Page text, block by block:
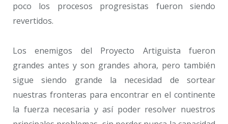
poco los procesos progresistas fueron siendo
revertidos.
Los enemigos del Proyecto Artiguista fueron
grandes antes y son grandes ahora, pero también
sigue siendo grande la necesidad de sortear
nuestras fronteras para encontrar en el continente
la fuerza necesaria y así poder resolver nuestros